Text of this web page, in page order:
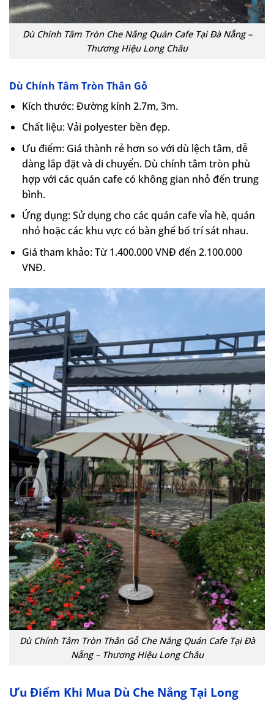
Dù Chính Tâm Tròn Che Nắng Quán Cafe Tại Đà Nẵng –
Thương Hiệu Long Châu
Dù Chính Tâm Tròn Thân Gỗ
Kích thước: Đường kính 2.7m, 3m.
Chất liệu: Vải polyester bền đẹp.
Ưu điểm: Giá thành rẻ hơn so với dù lệch tâm, dễ
dàng lắp đặt và di chuyển. Dù chính tâm tròn phù
hợp với các quán cafe có không gian nhỏ đến trung
bình.
Ứng dụng: Sử dụng cho các quán cafe vỉa hè, quán
nhỏ hoặc các khu vực có bàn ghế bố trí sát nhau.
Giá tham khảo: Từ 1.400.000 VNĐ đến 2.100.000
VNĐ.
Dù Chính Tâm Tròn Thân Gỗ Che Nắng Quán Cafe Tại Đà
Nẵng – Thương Hiệu Long Châu
Ưu Điểm Khi Mua Dù Che Nắng Tại Long